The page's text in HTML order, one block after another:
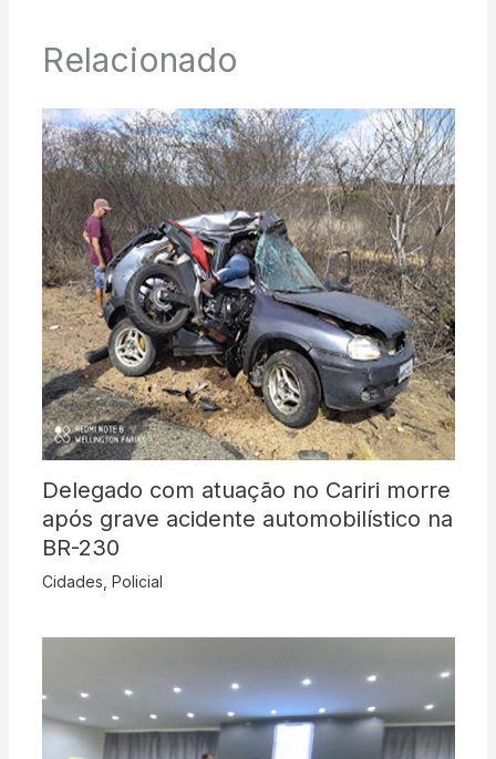
Relacionado
Delegado com atuação no Cariri morre
após grave acidente automobilístico na
BR-230
Cidades Policial